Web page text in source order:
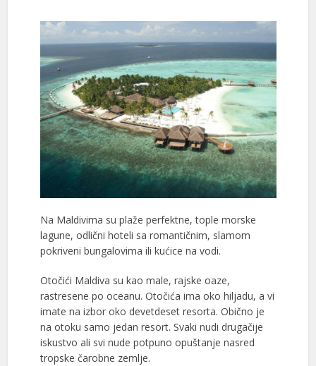
Na Maldivima su plaže perfektne, tople morske
lagune, odlični hoteli sa romantičnim, slamom
pokriveni bungalovima ili kućice na vodi.
Otočići Maldiva su kao male, rajske oaze,
rastresene po oceanu. Otočića ima oko hiljadu, a vi
imate na izbor oko devetdeset resorta. Obično je
na otoku samo jedan resort. Svaki nudi drugačije
iskustvo ali svi nude potpuno opuštanje nasred
tropske čarobne zemlje.